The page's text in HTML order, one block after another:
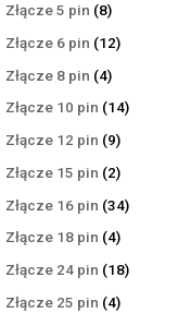
Złącze 5 pin 88
produktów
Złącze 6 pin 1212
Złącze 8 pin 44
produkty
Złącze 10 pin 1414
Złącze 12 pin 99
produktów
Złącze 15 pin 22
produkty
Złącze 16 pin 3434
Złącze 18 pin 44
produkty
Złącze 24 pin 1818
Złącze 25 pin 44